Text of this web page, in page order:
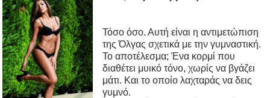
Τόσο όσο. Αυτή είναι η αντιμετώπιση
της Όλγας σχετικά με την γυμναστική.
Το αποτέλεσμα; Ένα κορμί που
διαθέτει μυικό τόνο, χωρίς να βγάζει
μάτι. Και το οποίο λαχταράς να δεις
γυμνό.